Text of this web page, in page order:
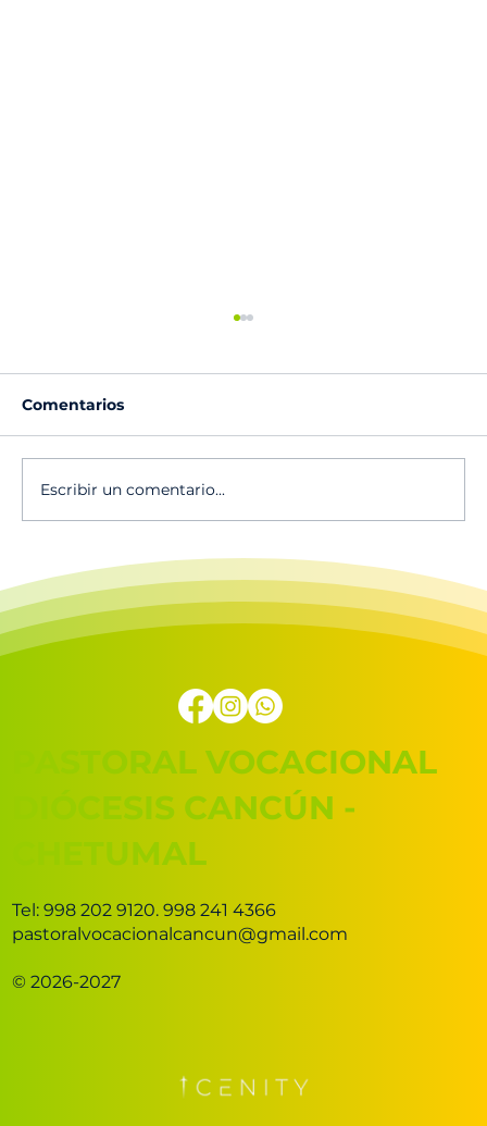
🔥Escucha el canto vocacional 2025
en Spotify!
Comentarios
Escribir un comentario...
PASTORAL VOCACIONAL
DIÓCESIS CANCÚN -
CHETUMAL
Tel: 998 202 9120. 998 241 4366
pastoralvocacionalcancun@gmail.com
© 2026-2027